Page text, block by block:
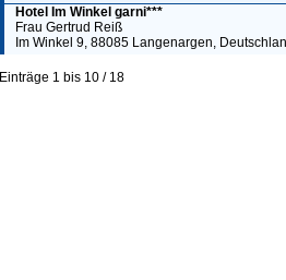
Hotel Im Winkel garni***
Frau Gertrud Reiß
Im Winkel 9, 88085 Langenargen,
Einträge 1 bis 10 / 18